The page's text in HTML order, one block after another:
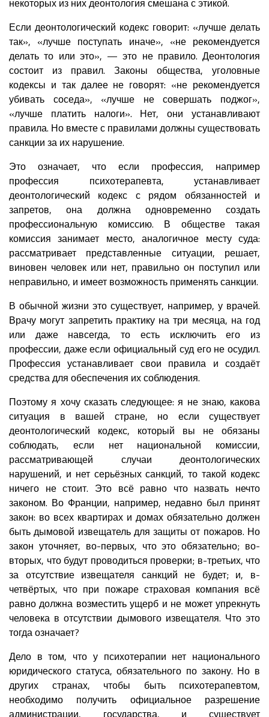
Если деонтологический кодекс говорит: «лучше делать
так», «лучше поступать иначе», «не рекомендуется
делать то или это», — это не правило. Деонтология
состоит из правил. Законы общества, уголовные
кодексы и так далее не говорят: «не рекомендуется
убивать соседа», «лучше не совершать поджог»,
«лучше платить налоги». Нет, они устанавливают
правила. Но вместе с правилами должны существовать
санкции за их нарушение.
Это означает, что если профессия, например
профессия психотерапевта, устанавливает
деонтологический кодекс с рядом обязанностей и
запретов, она должна одновременно создать
профессиональную комиссию. В обществе такая
комиссия занимает место, аналогичное месту суда:
рассматривает представленные ситуации, решает,
виновен человек или нет, правильно он поступил или
неправильно, и имеет возможность применять санкции.
В обычной жизни это существует, например, у врачей.
Врачу могут запретить практику на три месяца, на год
или даже навсегда, то есть исключить его из
профессии, даже если официальный суд его не осудил.
Профессия устанавливает свои правила и создаёт
средства для обеспечения их соблюдения.
Поэтому я хочу сказать следующее: я не знаю, какова
ситуация в вашей стране, но если существует
деонтологический кодекс, который вы не обязаны
соблюдать, если нет национальной комиссии,
рассматривающей случаи деонтологических
нарушений, и нет серьёзных санкций, то такой кодекс
ничего не стоит. Это всё равно что назвать нечто
законом. Во Франции, например, недавно был принят
закон: во всех квартирах и домах обязательно должен
быть дымовой извещатель для защиты от пожаров. Но
закон уточняет, во-первых, что это обязательно; во-
вторых, что будут проводиться проверки; в-третьих, что
за отсутствие извещателя санкций не будет; и, в-
четвёртых, что при пожаре страховая компания всё
равно должна возместить ущерб и не может упрекнуть
человека в отсутствии дымового извещателя. Что это
тогда означает?
Дело в том, что у психотерапии нет национального
юридического статуса, обязательного по закону. Но в
других странах, чтобы быть психотерапевтом,
необходимо получить официальное разрешение
администрации, государства, и существует